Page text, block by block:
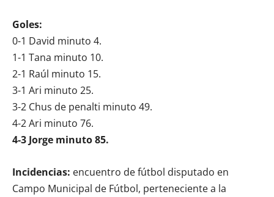
Goles:
0-1 David minuto 4.
1-1 Tana minuto 10.
2-1 Raúl minuto 15.
3-1 Ari minuto 25.
3-2 Chus de penalti minuto 49.
4-2 Ari minuto 76.
4-3 Jorge minuto 85.
Incidencias: encuentro de fútbol disputado en
Campo Municipal de Fútbol, perteneciente a la